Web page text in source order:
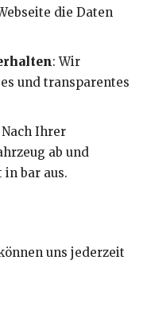
die Daten
: Wir
und transparentes
Nach Ihrer
ab und
bar aus.
uns jederzeit